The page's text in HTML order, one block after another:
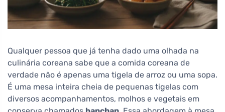
Qualquer pessoa que já tenha dado uma olhada na
culinária coreana sabe que a comida coreana de
verdade não é apenas uma tigela de arroz ou uma sopa.
É uma mesa inteira cheia de pequenas tigelas com
diversos acompanhamentos, molhos e vegetais em